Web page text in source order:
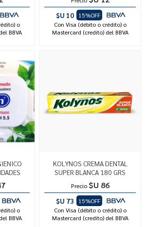
o
BBVA
$U 10
15%OFF
Con Visa (débito o crédito) o
Mastercard (credito) del BBVA
o
BBVA
KOLYNOS CREMA DENTAL
SUPER BLANCA 180 GRS
Precio $U 86
$U 73
15%OFF
Con Visa (débito o crédito) o
Mastercard (credito) del BBVA